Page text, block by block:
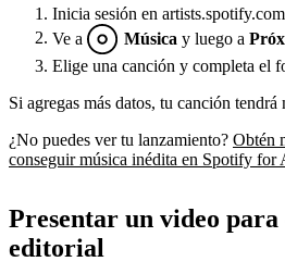
Inicia sesión en
Ve a
Música y luego a
Elige una canción y completa el
Si agregas más datos, tu canción tendrá
¿No puedes ver tu lanzamiento? Obtén
conseguir música inédita en Spotify for
Presentar un video
editorial